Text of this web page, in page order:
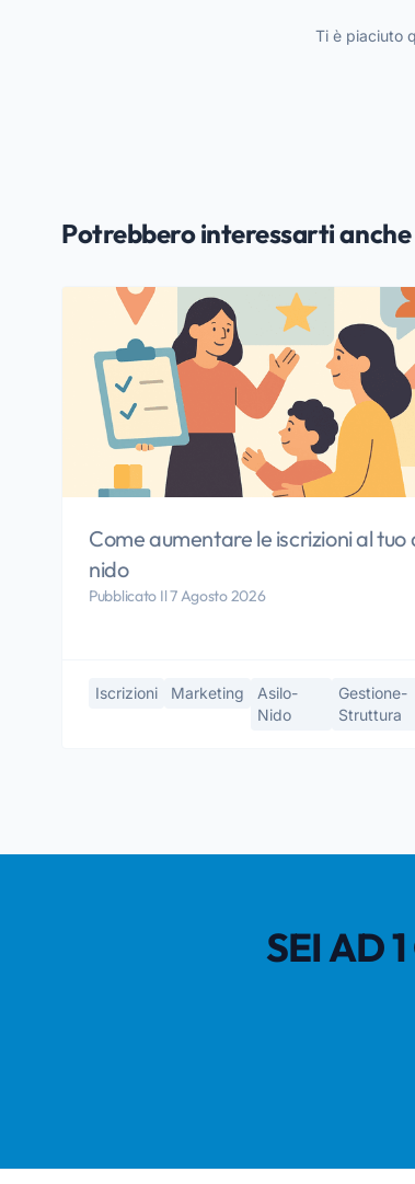
Ti è piaciuto
Potrebbero interessarti anche
Come aumentare le iscrizioni al tuo
nido
Pubblicato Il 7 Agosto 2026
Iscrizioni Marketing
Asilo-
Nido
Gestione-
Struttura
SEI AD